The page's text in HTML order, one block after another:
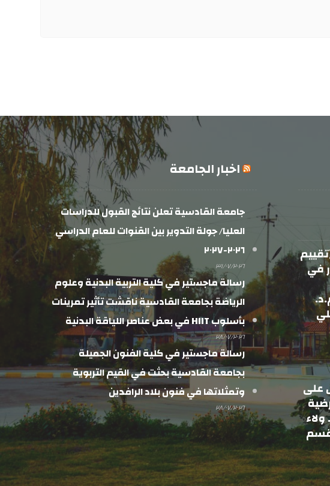
في
على
قسم
اخبار الجامعة
جامعة القادسية تعلن نتائج القبول للدراسات
العليا/ جولة التدوير بين القنوات للعام الدراسي
٢٠٢٦-٢٠٢٧
٣١/٠٧/٢٠٢٦
رسالة ماجستير في كلية التربية البدنية وعلوم
الرياضة بجامعة القادسية ناقشت تأثير تمرينات
بأسلوب HIIT في بعض عناصر اللياقة البدنية
٢٨/٠٧/٢٠٢٦
رسالة ماجستير في كلية الفنون الجميلة
بجامعة القادسية بحثت في القيم التربوية
وتمثلاتها في فنون بلاد الرافدين
٢٨/٠٧/٢٠٢٦